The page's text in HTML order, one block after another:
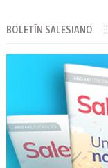
BOLETÍN SALESIANO